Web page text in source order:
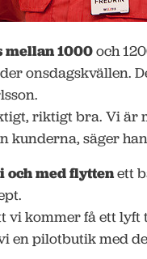
mellan 1000och
onsdagskvällen.
riktigt bra. Vi är
kunderna, säger
och med flyttenett
vi kommer få ett
en pilotbutik med